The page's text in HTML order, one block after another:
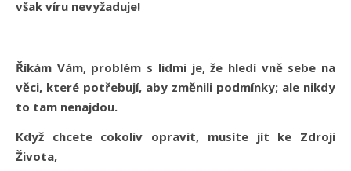
však víru nevyžaduje!
Říkám Vám, problém s lidmi je, že hledí vně sebe na
věci, které potřebují, aby změnili podmínky; ale nikdy
to tam nenajdou.
Když chcete cokoliv opravit, musíte jít ke Zdroji
Života,